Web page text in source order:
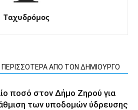
Ταχυδρόμος
ΠΕΡΙΣΣΟΤΕΡΑ ΑΠΟ ΤΟΝ ΔΗΜΙΟΥΡΓΟ
ποσό στον Δήμο Ζηρού για
των υποδομών ύδρευσης